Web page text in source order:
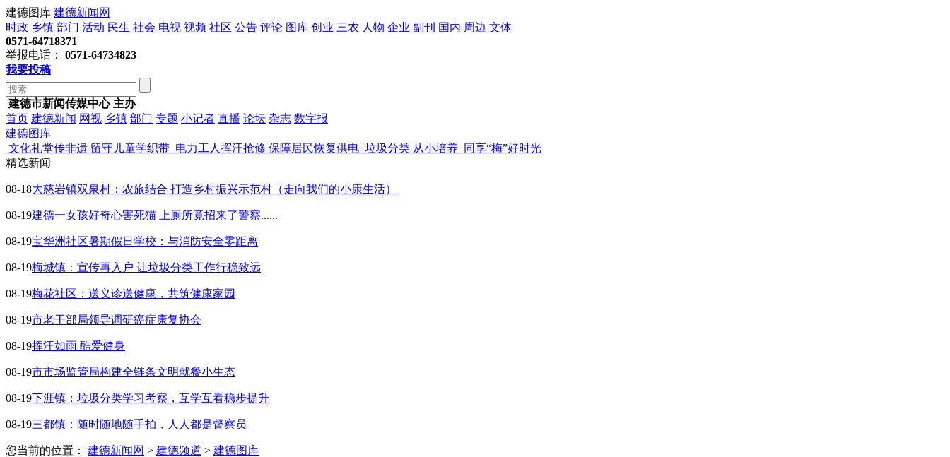
建德图库 建德新闻网
时政 乡镇 部门 活动 民生 社会 电视 视频 社区 公告 评论 图库 创业 三农 人物 企业 副刊 国内 周边 文体
0571-64718371
举报电话：
0571-64734823
我要投稿
建德市新闻传媒中心 主办
首页 建德新闻 网视 乡镇 部门 专题 小记者 直播 论坛 杂志 数字报
建德图库
文化礼堂传非遗 留守儿童学织带 电力工人挥汗抢修 保障居民恢复供电 垃圾分类 从小培养 同享“梅”好时光
精选新闻
08-18大慈岩镇双泉村：农旅结合 打造乡村振兴示范村（走向我们的小康生活）
08-19建德一女孩好奇心害死猫 上厕所竟招来了警察......
08-19宝华洲社区暑期假日学校：与消防安全零距离
08-19梅城镇：宣传再入户 让垃圾分类工作行稳致远
08-19梅花社区：送义诊送健康，共筑健康家园
08-19市老干部局领导调研癌症康复协会
08-19挥汗如雨 酷爱健身
08-19市市场监管局构建全链条文明就餐小生态
08-19下涯镇：垃圾分类学习考察，互学互看稳步提升
08-19三都镇：随时随地随手拍，人人都是督察员
您当前的位置： 建德新闻网 > 建德频道 > 建德图库